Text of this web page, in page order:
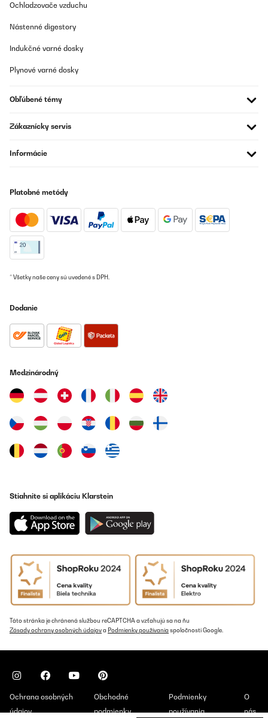
Ochladzovače vzduchu
Nástenné digestory
Indukčné varné dosky
Plynové varné dosky
Obľúbené témy
Zákaznícky servis
Informácie
Platobné metódy
* Všetky naše ceny sú uvedené s DPH.
Dodanie
Medzinárodný
Stiahnite si aplikáciu Klarstein
Táto stránka je chránená službou reCAPTCHA a vzťahujú sa na ňu
Zásady ochrany osobných údajova Podmienky používania spoločnosti Google.
Ochrana osobných
údajov
Obchodné
podmienky
Podmienky
používania
O
nás